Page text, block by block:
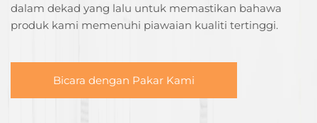
dalam dekad yang lalu untuk memastikan bahawa
produk kami memenuhi piawaian kualiti tertinggi.
Bicara dengan Pakar Kami